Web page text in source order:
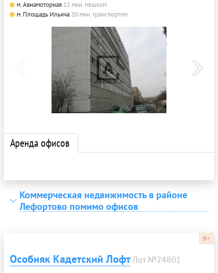
м. Авиамоторная 12 мин. пешком
м. Площадь Ильича 20 мин. транспортом
Аренда офисов
Коммерческая недвижимость в районе
Лефортово помимо офисов
B+
Особняк Кадетский ЛофтЛот №24801